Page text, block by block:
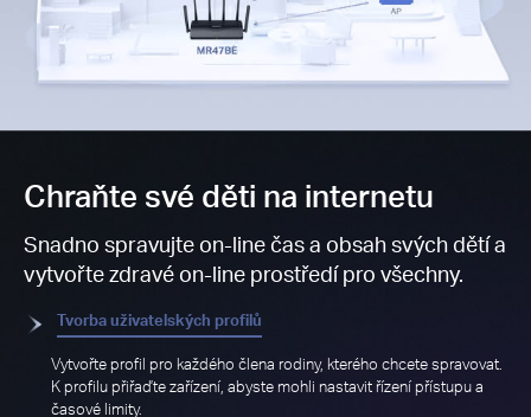
Chraňte své děti na internetu
Snadno spravujte on-line čas a obsah svých dětí a
vytvořte zdravé on-line prostředí pro všechny.
Tvorba uživatelských profilů
Vytvořte profil pro každého člena rodiny, kterého chcete spravovat.
K profilu přiřaďte zařízení, abyste mohli nastavit řízení přístupu a
časové limity.